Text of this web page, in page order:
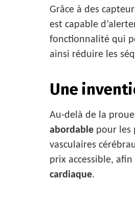
Grâce à des
est capable
fonctionnalité qui
ainsi réduire les
Une
Au-delà de la
abordable pour les
vasculaires
prix accessible,
cardiaque.